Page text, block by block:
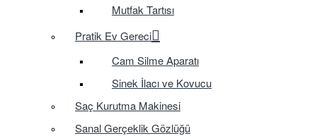
Mutfak Tartısı
Pratik Ev Gereci
Cam Silme Aparatı
Sinek İlacı ve Kovucu
Saç Kurutma Makinesi
Sanal Gerçeklik Gözlüğü